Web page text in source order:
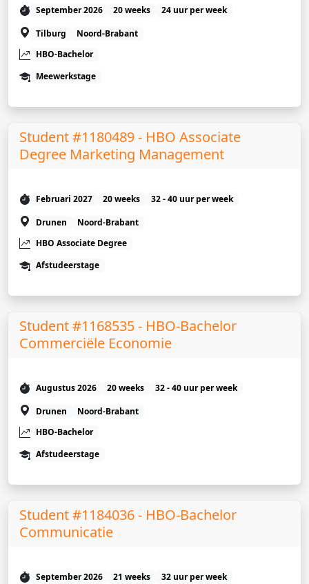
September 2026 20 weeks
24 uur per week
Tilburg
Noord-Brabant
HBO-Bachelor
Meewerkstage
Student #1180489 - HBO Associate
Degree Marketing Management
Februari 2027 20 weeks
32 - 40 uur per week
Drunen
Noord-Brabant
HBO Associate Degree
Afstudeerstage
Student #1168535 - HBO-Bachelor
Commerciële Economie
Augustus 2026 20 weeks
32 - 40 uur per week
Drunen
Noord-Brabant
HBO-Bachelor
Afstudeerstage
Student #1184036 - HBO-Bachelor
Communicatie
September 2026 21 weeks
32 uur per week